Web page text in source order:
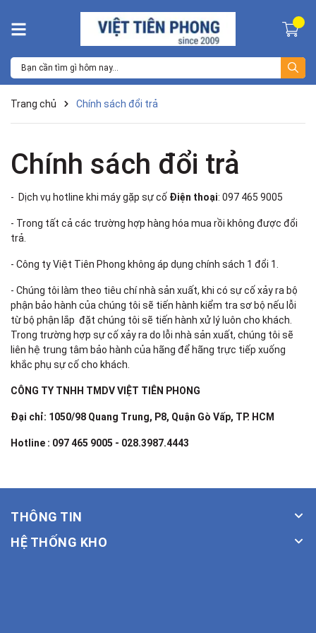
Trang chủ Chính sách đổi trả
Chính sách đổi trả
- Dịch vụ hotline khi máy gặp sự cố Điện thoại: 097 465 9005
- Trong tất cả các trường hợp hàng hóa mua rồi không được đổi
trả.
- Công ty Việt Tiên Phong không áp dụng chính sách 1 đổi 1.
- Chúng tôi làm theo tiêu chí nhà sản xuất, khi có sự cố xảy ra bộ
phận bảo hành của chúng tôi sẽ tiến hành kiểm tra sơ bộ nếu lỗi
từ bộ phận lắp đặt chúng tôi sẽ tiến hành xử lý luôn cho khách.
Trong trường hợp sự cố xảy ra do lỗi nhà sản xuất, chúng tôi sẽ
liên hệ trung tâm bảo hành của hãng để hãng trực tiếp xuống
khắc phụ sự cố cho khách.
CÔNG TY TNHH TMDV VIỆT TIÊN PHONG
Đại chỉ: 1050/98 Quang Trung, P8, Quận Gò Vấp, TP. HCM
Hotline : 097 465 9005 - 028.3987.4443
THÔNG TIN
HỆ THỐNG KHO